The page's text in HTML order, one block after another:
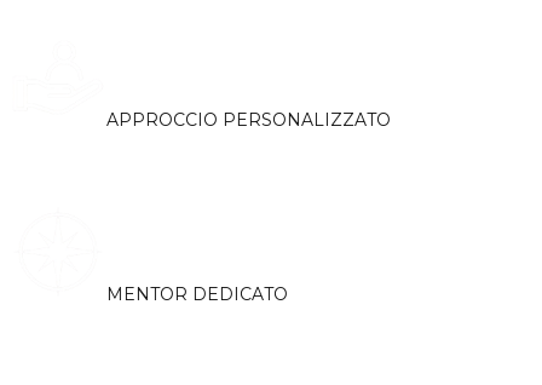
APPROCCIO PERSONALIZZATO
MENTOR DEDICATO